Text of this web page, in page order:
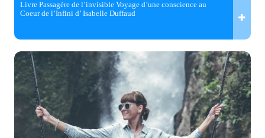
Livre Passagère de l’invisible Voyage d’une conscience au
Coeur de l’Infini d’ Isabelle Duffaud